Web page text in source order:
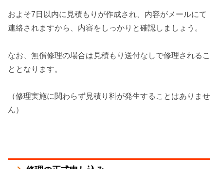
およそ7日以内に見積もりが作成され、内容がメールにて
連絡されますから、内容をしっかりと確認しましょう。
なお、無償修理の場合は見積もり送付なしで修理されるこ
ととなります。
（修理実施に関わらず見積り料が発生することはありませ
ん）